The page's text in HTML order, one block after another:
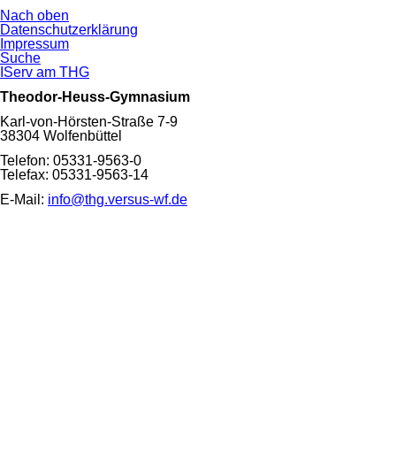
Nach oben
Navigation
überspringen
Datenschutzerklärung
Impressum
Suche
IServ am THG
Theodor-Heuss-Gymnasium
Karl-von-Hörsten-Straße 7-9
38304 Wolfenbüttel
Telefon: 05331-9563-0
Telefax: 05331-9563-14
E-Mail: info@thg.versus-wf.de